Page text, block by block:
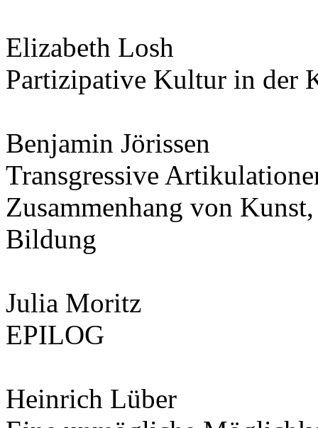
Elizabeth Losh
Partizipative Kultur in der
Benjamin Jörissen
Transgressive
Zusammenhang von
Bildung
Julia Moritz
EPILOG
Heinrich Lüber